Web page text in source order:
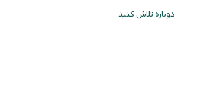
دوباره تلاش کنید